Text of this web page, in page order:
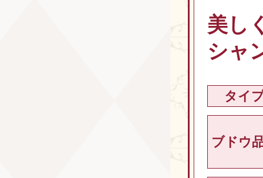
美し
シャ
タイ
ブドウ